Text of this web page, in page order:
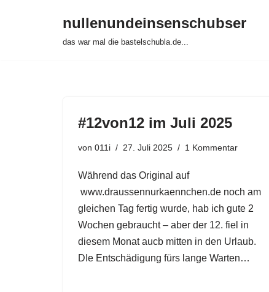
nullenundeinsenschubser
das war mal die bastelschubla.de...
#12von12 im Juli 2025
von 011i 27. Juli 2025 1 Kommentar
Während das Original auf
www.draussennurkaennchen.de noch am
gleichen Tag fertig wurde, hab ich gute 2
Wochen gebraucht – aber der 12. fiel in
diesem Monat aucb mitten in den Urlaub.
DIe Entschädigung fürs lange Warten…